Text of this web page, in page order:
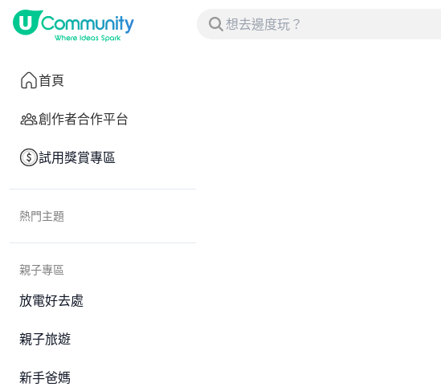
首頁
創作者合作平台
試用獎賞專區
熱門主題
親子專區
放電好去處
親子旅遊
新手爸媽